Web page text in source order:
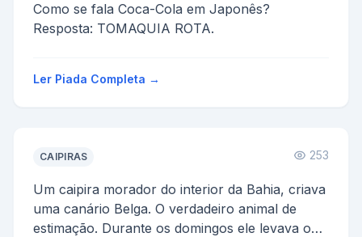
Como se fala Coca-Cola em Japonês?
Resposta: TOMAQUIA ROTA.
Ler Piada Completa →
CAIPIRAS 253
Um caipira morador do interior da Bahia, criava
uma canário Belga. O verdadeiro animal de
estimação. Durante os domingos ele levava o